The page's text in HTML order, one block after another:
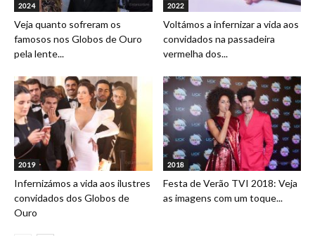
2024
Veja quanto sofreram os
famosos nos Globos de Ouro
pela lente...
2022
Voltámos a infernizar a vida aos
convidados na passadeira
vermelha dos...
2019
Infernizámos a vida aos ilustres
convidados dos Globos de
Ouro
2018
Festa de Verão TVI 2018: Veja
as imagens com um toque...